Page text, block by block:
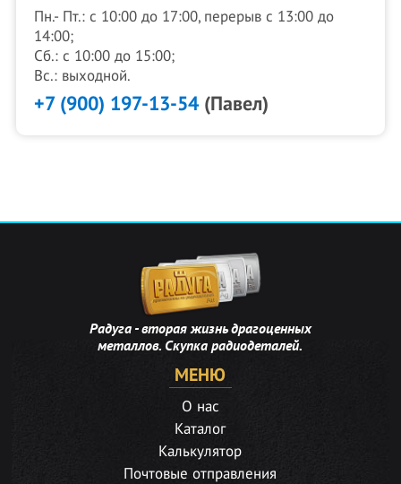
Пн.- Пт.: с 10:00 до 17:00, перерыв с 13:00 до
14:00;
Сб.: с 10:00 до 15:00;
Вс.: выходной.
+7 (900) 197-13-54(Павел)
Радуга - вторая жизнь драгоценных
металлов. Скупка радиодеталей.
МЕНЮ
О нас
Каталог
Калькулятор
Почтовые отправления